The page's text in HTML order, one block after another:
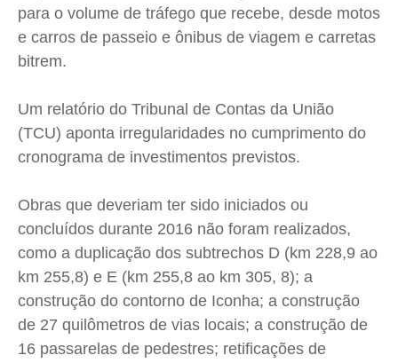
para o volume de tráfego que recebe, desde motos
e carros de passeio e ônibus de viagem e carretas
bitrem.
Um relatório do Tribunal de Contas da União
(TCU) aponta irregularidades no cumprimento do
cronograma de investimentos previstos.
Obras que deveriam ter sido iniciados ou
concluídos durante 2016 não foram realizados,
como a duplicação dos subtrechos D (km 228,9 ao
km 255,8) e E (km 255,8 ao km 305, 8); a
construção do contorno de Iconha; a construção
de 27 quilômetros de vias locais; a construção de
16 passarelas de pedestres; retificações de